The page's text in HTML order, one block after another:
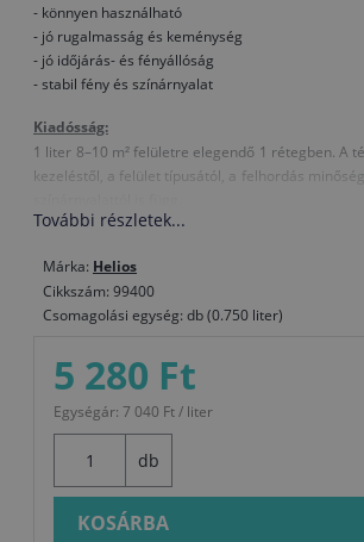
- könnyen használható
- jó rugalmasság és keménység
- jó időjárás- és fényállóság
- stabil fény és színárnyalat
Kiadósság:
1 liter 8–10 m² felületre elegendő 1 rétegben. A
kezeléstől, a felület típusától, a felhordás
akril kötőanyag, oldószer, festék
Hígítás:
Megjegyzések, különleges tulajdonságok:
- Rosszul szellőztetett helyiségekben erős
- A bevonat felhordásakor ajánlatos az egyes
szebb lesz a bevonat végső megjelenése.
- A zománc nagyon gyorsan szárad, ezért
További részletek...
Márka: Helios
Cikkszám: 99400
Csomagolási egység: db (0.750 liter)
5 280 Ft
Egységár: 7 040 Ft / liter
db
KOSÁRBA